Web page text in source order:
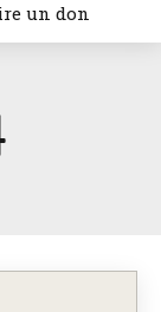
un don